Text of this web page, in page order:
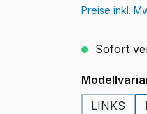
Preise inkl.
Sofort
LINKS